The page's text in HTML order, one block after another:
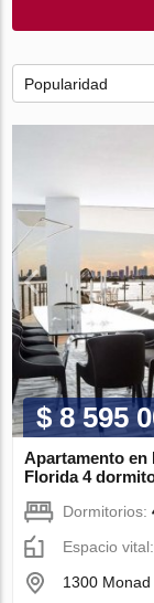
Popularidad
$ 8 595
Apartamento en
Florida 4
Dormitorios:
Espacio
1300 Monad